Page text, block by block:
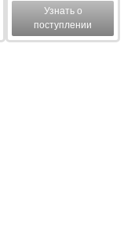
Узнать о
поступлении